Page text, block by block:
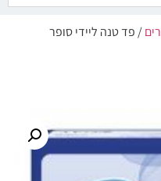
/ פד טנה ליידי סופר